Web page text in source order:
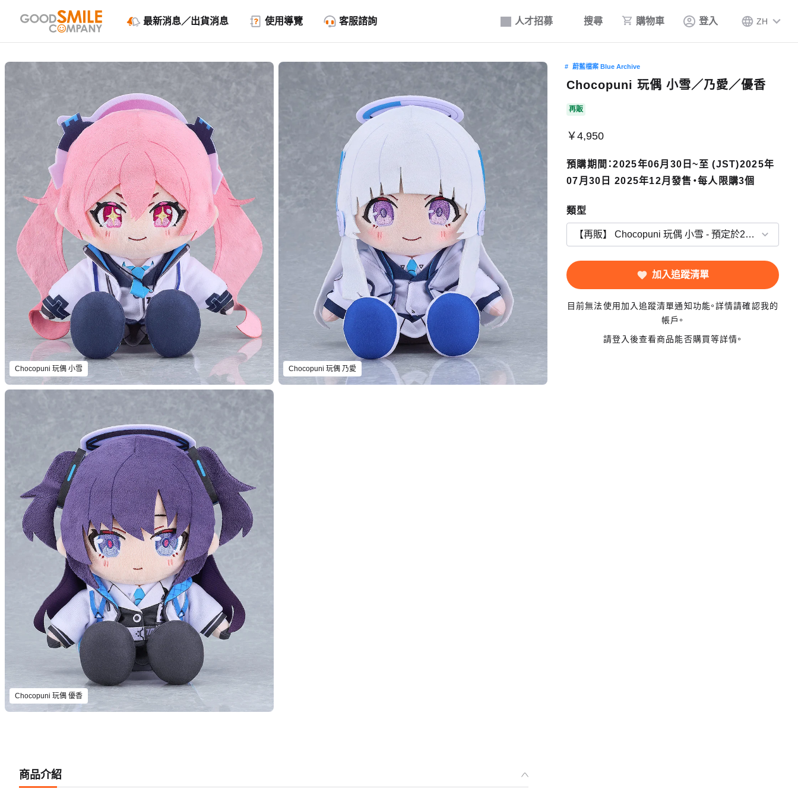
人才招募 搜尋 購物車 登入 ZH
最新消息／出貨消息 使用導覽 客服諮詢
Chocopuni 玩偶 小雪 Chocopuni 玩偶 乃愛
Chocopuni 玩偶 優香
蔚藍檔案 Blue Archive
Chocopuni 玩偶 小雪／乃愛／優香
再販
￥4,950
預購期間：2025年06月30日~至 (JST)2025年
07月30日 2025年12月發售・每人限購3個
類型
加入追蹤清單
目前無法使用加入追蹤清單通知功能。詳情請確認我的
帳戶。
請登入後查看商品能否購買等詳情。
商品介紹